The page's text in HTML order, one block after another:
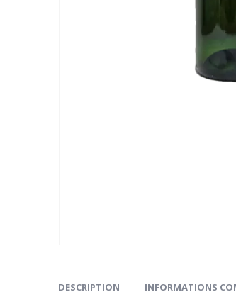
DESCRIPTION INFORMATIONS